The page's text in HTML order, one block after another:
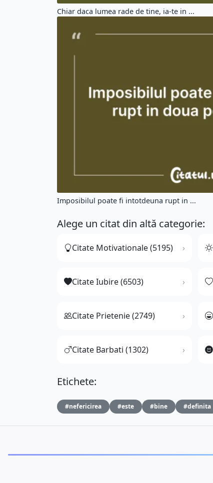
Chiar daca lumea rade de tine, ia-te in ...
Imposibilul poate fi intotdeuna rupt in ...
Alege un citat din altă categorie:
Citate Motivationale (5195)
Citate Iubire (6503)
Citate Prietenie (2749)
Citate Barbati (1302)
Etichete:
#nefericirea #este #bine #definita